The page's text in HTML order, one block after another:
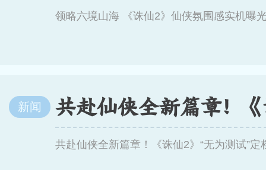
领略六境山海 《诛仙2》仙侠氛围感实机曝
新闻
共赴仙侠全新篇章！《诛仙2》“无为测试”定